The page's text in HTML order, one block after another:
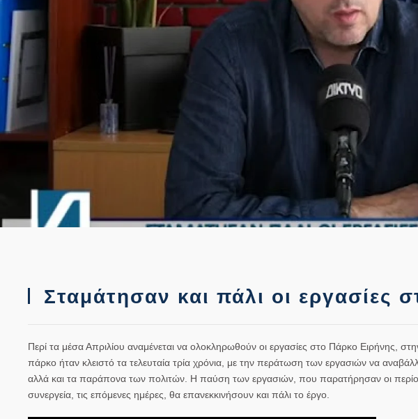
Σταμάτησαν και πάλι οι εργασίες
Περί τα μέσα Απριλίου αναμένεται να ολοκληρωθούν οι εργασίες στο Πάρκο Ειρήνης,
πάρκο ήταν κλειστό τα τελευταία τρία χρόνια, με την περάτωση των εργασιών να
αλλά και τα παράπονα των πολιτών. Η παύση των εργασιών, που παρατήρησαν οι
συνεργεία, τις επόμενες ημέρες, θα επανεκκινήσουν και πάλι το έργο.